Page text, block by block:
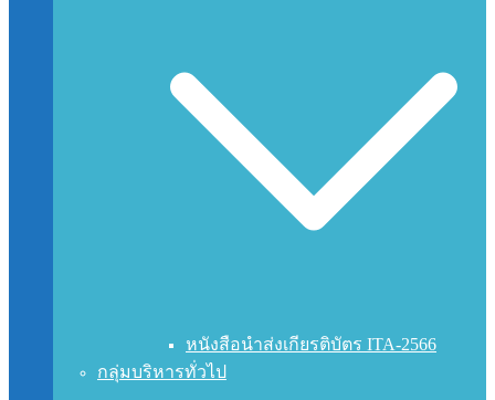
หนังสือนำส่งเกียรติบัตร ITA-2566
กลุ่มบริหารทั่วไป